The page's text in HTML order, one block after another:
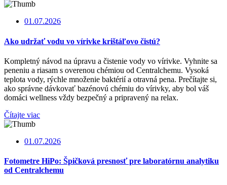
01.07.2026
Ako udržať vodu vo vírivke krištáľovo čistú?
Kompletný návod na úpravu a čistenie vody vo vírivke. Vyhnite sa
peneniu a riasam s overenou chémiou od Centralchemu. Vysoká
teplota vody, rýchle množenie baktérií a otravná pena. Prečítajte si,
ako správne dávkovať bazénovú chémiu do vírivky, aby bol váš
domáci wellness vždy bezpečný a pripravený na relax.
Čítajte viac
01.07.2026
Fotometre HiPo: Špičková presnosť pre laboratórnu analytiku
od Centralchemu